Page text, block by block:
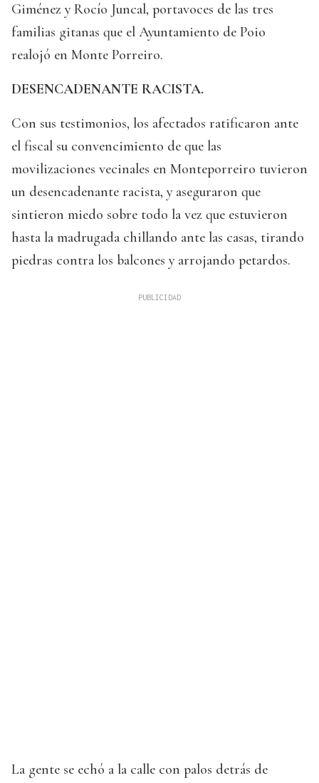
Giménez y Rocío Juncal, portavoces de las tres
familias gitanas que el Ayuntamiento de Poio
realojó en Monte Porreiro.
DESENCADENANTE RACISTA.
Con sus testimonios, los afectados ratificaron ante
el fiscal su convencimiento de que las
movilizaciones vecinales en Monteporreiro tuvieron
un desencadenante racista, y aseguraron que
sintieron miedo sobre todo la vez que estuvieron
hasta la madrugada chillando ante las casas, tirando
piedras contra los balcones y arrojando petardos.
La gente se echó a la calle con palos detrás de